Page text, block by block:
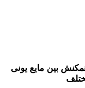
بین مایع یونی